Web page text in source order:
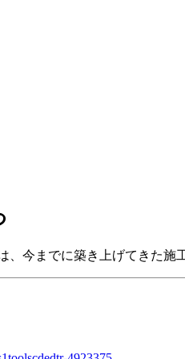
、今までに築き上げてきた施